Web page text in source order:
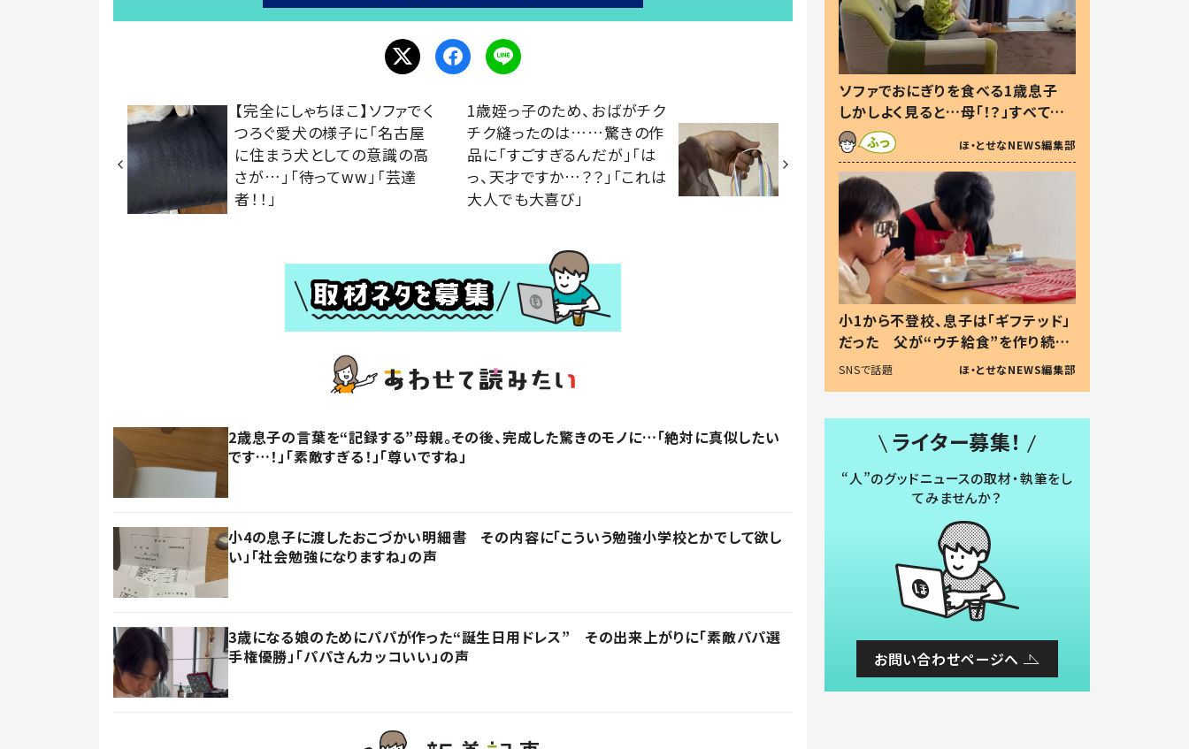
【完全にしゃちほこ】ソファでく
つろぐ愛犬の様子に「名古屋
に住まう犬としての意識の高
さが…」「待ってww」「芸達
者！！」
1歳姪っ子のため、おばがチク
チク縫ったのは……驚きの作
品に「すごすぎるんだが」「は
っ、天才ですか…？？」「これは
大人でも大喜び」
2歳息子の言葉を“記録する”母親。その後、完成した驚きのモノに…「絶対に真似したい
です…！」「素敵すぎる！」「尊いですね」
小4の息子に渡したおこづかい明細書 その内容に「こういう勉強小学校とかでして欲し
い」「社会勉強になりますね」の声
3歳になる娘のためにパパが作った“誕生日用ドレス” その出来上がりに「素敵パパ選
手権優勝」「パパさんカッコいい」の声
ソファでおにぎりを食べる1歳息子
しかしよく見ると…母「！？」すべてを
察した母の投稿に「可愛いから許
す！」「現行犯〜」
ほ・とせなNEWS編集部
小1から不登校、息子は「ギフテッド」
だった 父が“ウチ給食”を作り続け
る理由とは #令和の親 #令和の子
SNSで話題 ほ・とせなNEWS編集部
ライター募集！
“人”のグッドニュースの取材・執筆をし
てみませんか？
お問い合わせページへ